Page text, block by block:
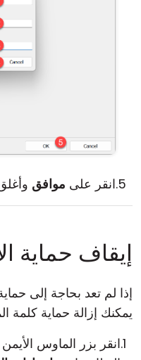
انقر على موافق
إيقاف حماية
إذا لم تعد بحاجة إلى
يمكنك إزالة حماية كلمة
انقر بزر الماوس